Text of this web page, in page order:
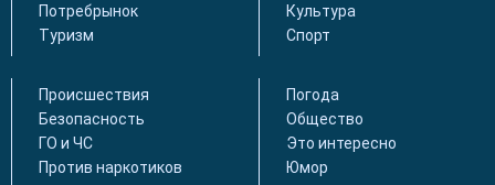
Потребрынок
Туризм
Культура
Спорт
Происшествия
Безопасность
ГО и ЧС
Против наркотиков
Погода
Общество
Это интересно
Юмор